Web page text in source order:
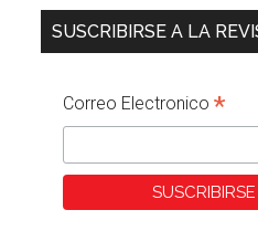
SUSCRIBIRSE A LA
Correo Electronico *